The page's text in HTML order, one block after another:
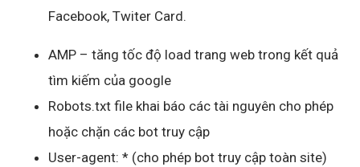
Facebook, Twiter Card.
AMP – tăng tốc độ load trang web trong kết quả
tìm kiếm của google
Robots.txt file khai báo các tài nguyên cho phép
hoặc chặn các bot truy cập
User-agent: * (cho phép bot truy cập toàn site)